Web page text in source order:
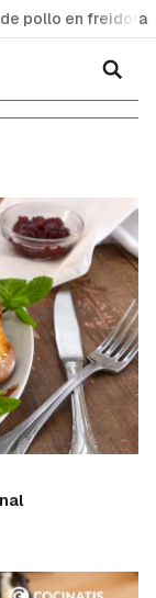
pollo en freidora